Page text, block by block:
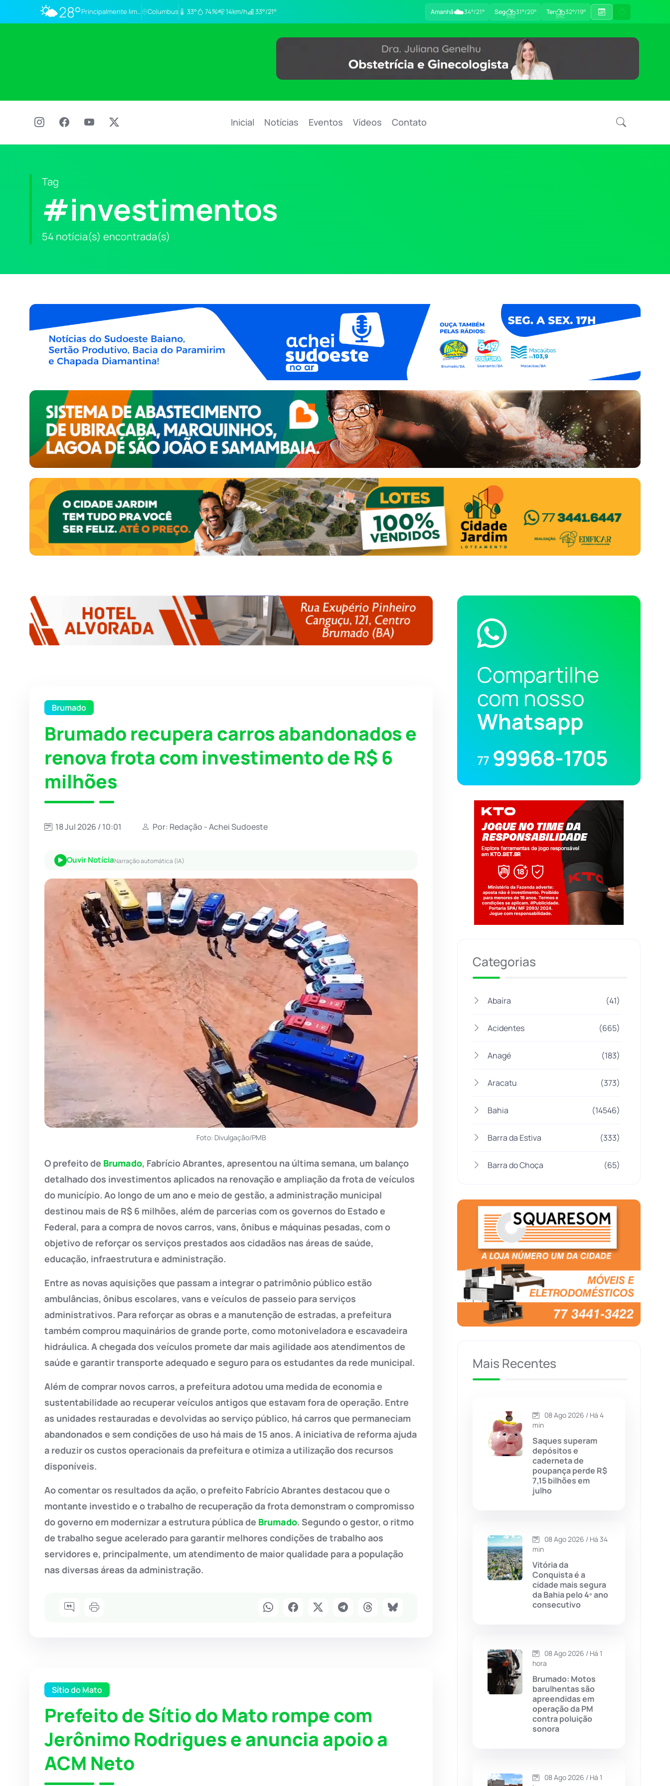
🌤️28° Principalmente limpo Columbus 33° 74% 14km/h 33°/21° Amanhã☁️34°/21° Seg⛈31°/20° Ter⛈32°/19°
Inicial Notícias Eventos Vídeos Contato
Tag
#investimentos
54 notícia(s) encontrada(s)
Brumado
Brumado recupera carros abandonados e
renova frota com investimento de R$ 6
milhões
18 Jul 2026 / 10:01 Por: Redação - Achei Sudoeste
Ouvir NotíciaNarração automática (IA)
Foto: Divulgação/PMB
O prefeito de Brumado, Fabrício Abrantes, apresentou na última semana, um balanço
detalhado dos investimentos aplicados na renovação e ampliação da frota de veículos
do município. Ao longo de um ano e meio de gestão, a administração municipal
destinou mais de R$ 6 milhões, além de parcerias com os governos do Estado e
Federal, para a compra de novos carros, vans, ônibus e máquinas pesadas, com o
objetivo de reforçar os serviços prestados aos cidadãos nas áreas de saúde,
educação, infraestrutura e administração.
Entre as novas aquisições que passam a integrar o patrimônio público estão
ambulâncias, ônibus escolares, vans e veículos de passeio para serviços
administrativos. Para reforçar as obras e a manutenção de estradas, a prefeitura
também comprou maquinários de grande porte, como motoniveladora e escavadeira
hidráulica. A chegada dos veículos promete dar mais agilidade aos atendimentos de
saúde e garantir transporte adequado e seguro para os estudantes da rede municipal.
Além de comprar novos carros, a prefeitura adotou uma medida de economia e
sustentabilidade ao recuperar veículos antigos que estavam fora de operação. Entre
as unidades restauradas e devolvidas ao serviço público, há carros que permaneciam
abandonados e sem condições de uso há mais de 15 anos. A iniciativa de reforma ajuda
a reduzir os custos operacionais da prefeitura e otimiza a utilização dos recursos
disponíveis.
Ao comentar os resultados da ação, o prefeito Fabrício Abrantes destacou que o
montante investido e o trabalho de recuperação da frota demonstram o compromisso
do governo em modernizar a estrutura pública de Brumado. Segundo o gestor, o ritmo
de trabalho segue acelerado para garantir melhores condições de trabalho aos
servidores e, principalmente, um atendimento de maior qualidade para a população
nas diversas áreas da administração.
Sítio do Mato
Prefeito de Sítio do Mato rompe com
Jerônimo Rodrigues e anuncia apoio a
ACM Neto
Compartilhe
com nosso
Whatsapp
77 99968-1705
Categorias
Abaíra (41)
Acidentes (665)
Anagé (183)
Aracatu (373)
Bahia (14546)
Barra da Estiva (333)
Barra do Choça (65)
Bom Jesus da Lapa (509)
Boquira (152)
Botuporã (72)
Brasil (7680)
Brumado (31960)
Caculé
Caetité (1504)
Candiba
Cândido Sales (121)
Caturama
Chapada Diamantina
Cordeiros
Dom Basílio
Mais Recentes
08 Ago 2026 / Há 4
min
Saques superam
depósitos e
caderneta de
poupança perde R$
7,15 bilhões em
julho
08 Ago 2026 / Há 34
min
Vitória da
Conquista é a
cidade mais segura
da Bahia pelo 4º ano
consecutivo
08 Ago 2026 / Há 1
hora
Brumado: Motos
barulhentas são
apreendidas em
operação da PM
contra poluição
sonora
08 Ago 2026 / Há 1